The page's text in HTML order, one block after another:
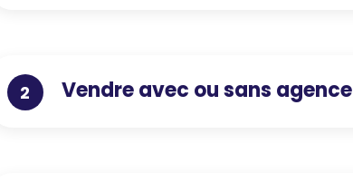
2 Vendre avec ou sans agence